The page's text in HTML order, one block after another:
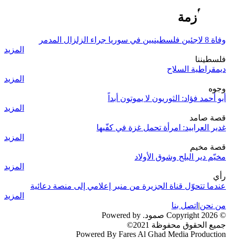
خلية أزمة
وفاة 8 لاجئين فلسطينيين في سوريا جراء الزلزال المدمر
المزيد
فلسطيننا
ديمقراطية السلاح
المزيد
وجوه
أبو أحمد فؤاد: الثوريون لا يموتون أبداً
المزيد
قصة صامد
غدير العرابيد: امرأة تحمل غزة في كفّيها
المزيد
قصة مخيم
مخيّم دير البلح وشوق الأولاد
المزيد
رأي
عندما تتحوّل قناة الجزيرة من منبر إعلامي إلى منصة دعائية
المزيد
من نحن| اتصل بنا
© 2026 Copyright صمود. Powered by
جميع الحقوق محفوظة 2021©
Powered By Fares Al Ghad Media Production